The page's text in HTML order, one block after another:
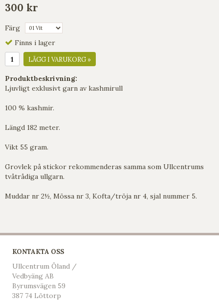
300 kr
Färg
Finns i lager
LÄGG I VARUKORG »
Produktbeskrivning:
Ljuvligt exklusivt garn av kashmirull
100 % kashmir.
Längd 182 meter.
Vikt 55 gram.
Grovlek på stickor rekommenderas samma som Ullcentrums
tvåtrådiga ullgarn.
Muddar nr 2½, Mössa nr 3, Kofta/tröja nr 4, sjal nummer 5.
KONTAKTA OSS
Ullcentrum Öland /
Vedbyäng AB
Byrumsvägen 59
387 74 Löttorp